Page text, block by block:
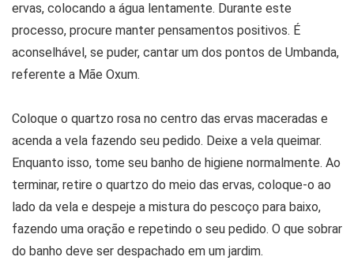
ervas, colocando a água lentamente. Durante este
processo, procure manter pensamentos positivos. É
aconselhável, se puder, cantar um dos pontos de Umbanda,
referente a Mãe Oxum.
Coloque o quartzo rosa no centro das ervas maceradas e
acenda a vela fazendo seu pedido. Deixe a vela queimar.
Enquanto isso, tome seu banho de higiene normalmente. Ao
terminar, retire o quartzo do meio das ervas, coloque-o ao
lado da vela e despeje a mistura do pescoço para baixo,
fazendo uma oração e repetindo o seu pedido. O que sobrar
do banho deve ser despachado em um jardim.